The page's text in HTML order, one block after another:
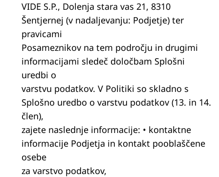
VIDE S.P., Dolenja stara vas 21, 8310
Šentjernej (v nadaljevanju: Podjetje) ter
pravicami
Posameznikov na tem področju in drugimi
informacijami sledeč določbam Splošni
uredbi o
varstvu podatkov. V Politiki so skladno s
Splošno uredbo o varstvu podatkov (13. in 14.
člen),
zajete naslednje informacije: • kontaktne
informacije Podjetja in kontakt pooblaščene
osebe
za varstvo podatkov,